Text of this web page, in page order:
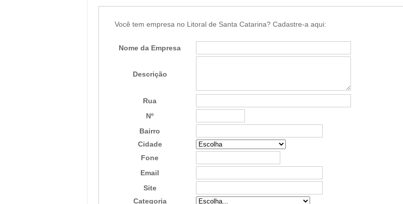
Você tem empresa no Litoral de Santa Catarina? Cadastre-a aqui:
Nome da Empresa
Descrição
Rua
Nº
Bairro
Cidade
Fone
Email
Site
Categoria